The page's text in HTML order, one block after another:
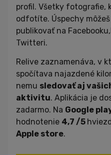
profil. Všetky fotografie,
odfotíte. Úspechy
publikovať na
Twitteri.
Relive zaznamenáva, v
spočítava najazdené
nemu sledovať aj
aktivitu. Aplikácia je
zadarmo. Na Google
hodnotenie 4,7 /5
Apple store.